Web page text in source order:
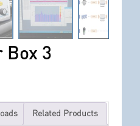
Box 3
Related Products